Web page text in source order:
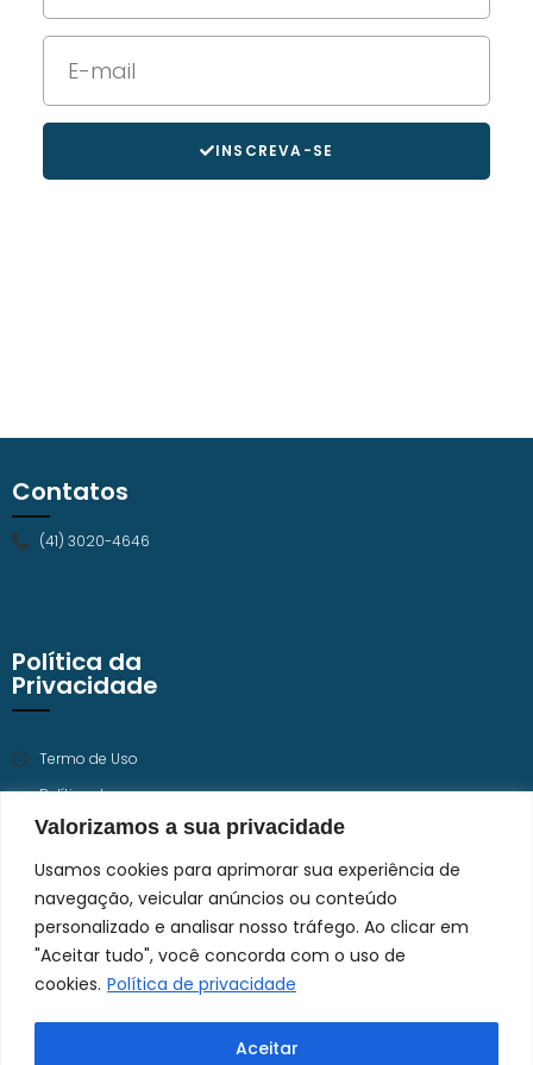
Valorizamos a sua privacidade
Usamos cookies para aprimorar sua experiência de
navegação, veicular anúncios ou conteúdo
personalizado e analisar nosso tráfego. Ao clicar em
"Aceitar tudo", você concorda com o uso de
cookies. Política de privacidade
Aceitar
INSCREVA-SE
Política da
Privacidade
Termo de Uso
Política de
Privacidade
Contatos
(41) 3020-4646